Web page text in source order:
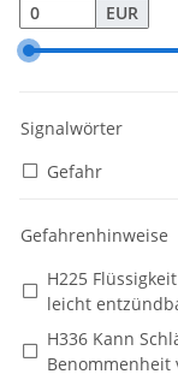
EUR
Signalwörter
Gefahr
Gefahrenhinweise
H225
leicht
H336 Kann
Benommenheit